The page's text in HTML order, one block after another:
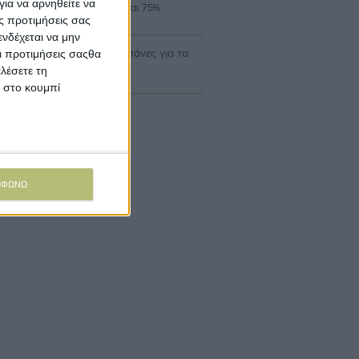
να αρνηθείτε να
προτιμήσεις σας
να μην
προτιμήσεις σαςθα
τη
στο κουμπί
με επιδότηση έως και 75%
επιλέξιμες οι δαπάνες για τα
Σχέδια Βελτίωσης